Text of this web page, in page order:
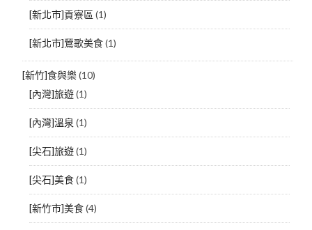
[新北市]貢寮區 (1)
[新北市]鶯歌美食(1)
[新竹]食與樂(10)
[內灣]旅遊(1)
[內灣]溫泉 (1)
[尖石]旅遊(1)
[尖石]美食(1)
[新竹市]美食(4)